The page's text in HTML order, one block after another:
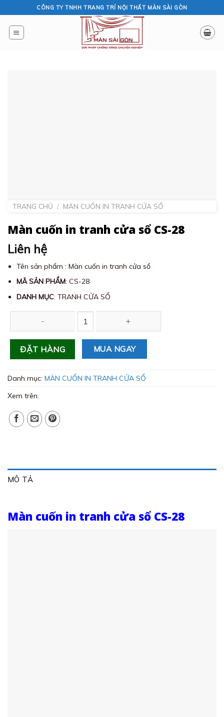
to
content
CÔNG TY TNHH TRANG TRÍ NỘI THẤT MÀN SÀI GÒN
TRANG CHỦ / MÀN CUỐN IN TRANH CỬA SỔ
Màn cuốn in tranh cửa sổ CS-28
Liên hệ
Tên sản phẩm : Màn cuốn in tranh cửa sổ
MÃ SẢN PHẨM: CS-28
DANH MỤC: TRANH CỬA SỔ
ĐẶT HÀNG MUA NGAY
Danh mục: MÀN CUỐN IN TRANH CỬA SỔ
Xem trên:
MÔ TẢ
Màn cuốn in tranh cửa sổ CS-28